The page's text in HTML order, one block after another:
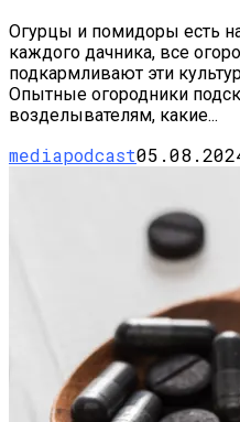
Огурцы и помидоры есть
каждого дачника, все
подкармливают эти
Опытные огородники
возделывателям, какие...
mediapodcast